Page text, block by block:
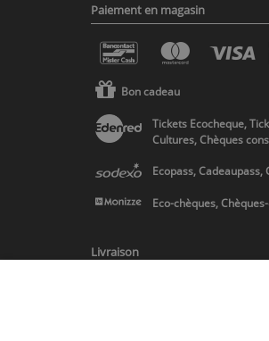
Paiement en magasin
Bon cadeau
Tickets Ecocheque,
Cultures, Chèques
Ecopass,
Eco-chèques,
Livraison